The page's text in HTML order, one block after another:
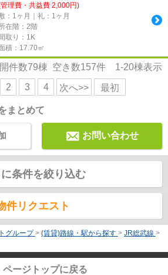
理費・共益費 2,000円)
：1ヶ月｜礼：1ヶ月
在階：2階
取り：1K
積：17.70㎡
件数79棟 空き数157件 1-20棟表示
2 3 4 次へ>> 最初
まとめて
お問い合わせ
条件を絞り込む
件リクエスト
グループ > (賃貸)路線・駅から探す > JR総武線 >
ページトップに戻る